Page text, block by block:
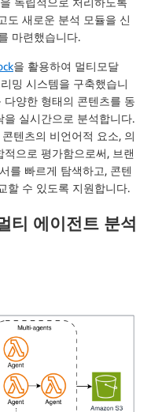
도 새로운 분석 모듈을 신
마련했습니다.
을 활용하여 멀티모달
밍 시스템을 구축했습니
다양한 형태의 콘텐츠를 동
실시간으로 분석합니다.
텐츠의 비언어적 요소, 의
으로 평가함으로써, 브랜
를 빠르게 탐색하고, 콘텐
할 수 있도록 지원합니다.
티 에이전트 분석